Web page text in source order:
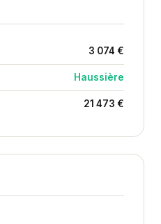
3 074 €
Haussière
21 473 €